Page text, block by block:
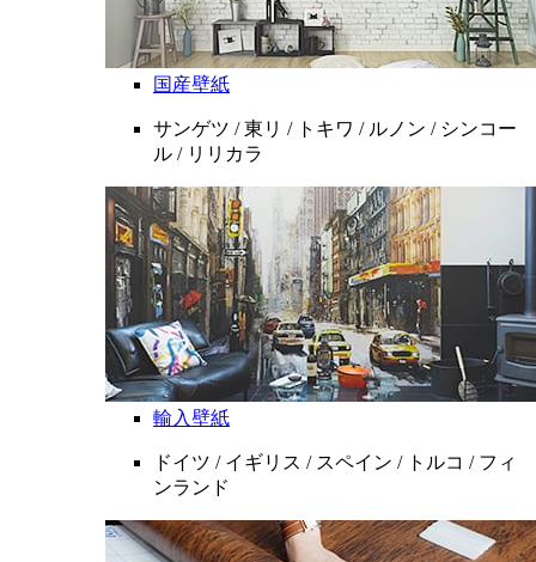
国産壁紙
サンゲツ / 東リ / トキワ / ルノン / シンコー
ル / リリカラ
輸入壁紙
ドイツ / イギリス / スペイン / トルコ / フィ
ンランド